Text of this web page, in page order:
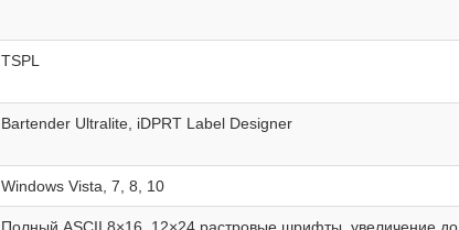
TSPL
Bartender Ultralite, iDPRT Label Designer
Windows Vista, 7, 8, 10